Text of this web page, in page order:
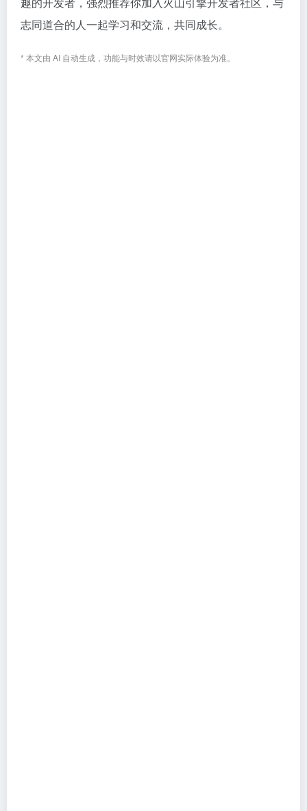
志同道合的人一起学习和交流，共同成长。
* 本文由 AI 自动生成，功能与时效请以官网实际体验为准。